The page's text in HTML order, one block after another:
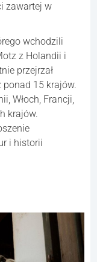
zawartej w
wchodzili
z Holandii i
przejrzał
ponad 15 krajów.
Włoch, Francji,
krajów.
i historii